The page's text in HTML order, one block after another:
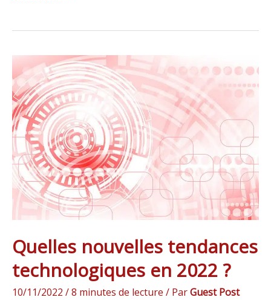
Quelles nouvelles tendances
technologiques en 2022 ?
10/11/2022 /8 minutes de lecture / ParGuest Post
Quelles
nouvelles
tendances
technologiques
en
2022
?